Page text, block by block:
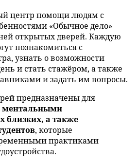
центр помощи людям с
«Обычное дело»
открытых дверей. Каждую
познакомиться с
узнать о возможности
и стать стажёром, а также
и задать им вопросы.
предназначены для
ментальными
близких, а также
, которые
практиками